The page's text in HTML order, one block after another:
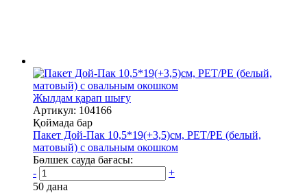
Жылдам қарап шығу
Артикул: 104166
Қоймада бар
Пакет Дой-Пак 10,5*19(+3,5)см, PET/PE (белый,
матовый) с овальным окошком
Бөлшек сауда бағасы:
-
+
50 дана